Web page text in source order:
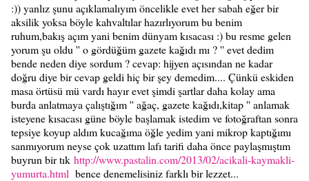
:)) yanlız şunu açıklamalıyım öncelikle evet her sabah eğer bir
aksilik yoksa böyle kahvaltılar hazırlıyorum bu benim
ruhum,bakış açım yani benim dünyam kısacası :) bu resme gelen
yorum şu oldu '' o gördüğüm gazete kağıdı mı ? '' evet dedim
bende neden diye sordum ? cevap: hijyen açısından ne kadar
doğru diye bir cevap geldi hiç bir şey demedim.... Çünkü eskiden
masa örtüsü mü vardı hayır evet şimdi şartlar daha kolay ama
burda anlatmaya çalıştığım '' ağaç, gazete kağıdı,kitap '' anlamak
isteyene kısacası güne böyle başlamak istedim ve fotoğraftan sonra
tepsiye koyup aldım kucağıma öğle yedim yani mikrop kaptığımı
sanmıyorum neyse çok uzattım lafı tarifi daha önce paylaşmıştım
buyrun bir tık http://www.pastalin.com/2013/02/acikali-kaymakli-
yumurta.html bence denemelisiniz farklı bir lezzet...